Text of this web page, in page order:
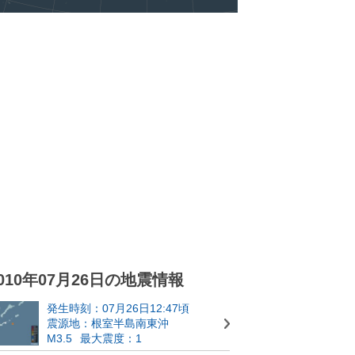
年07月26日の地震情報
発生時刻：07月26日12:47頃
震源地：根室半島南東沖
M3.5
最大震度：1